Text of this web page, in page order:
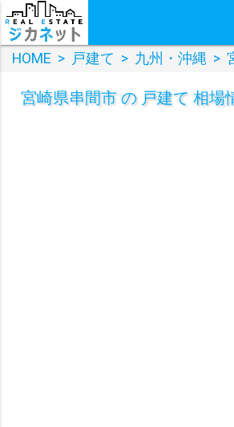
HOME > 戸建て > 九州・沖縄 >
宮崎県串間市 の 戸建て 相場